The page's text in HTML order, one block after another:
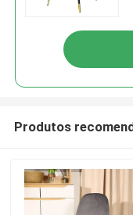
Produtos